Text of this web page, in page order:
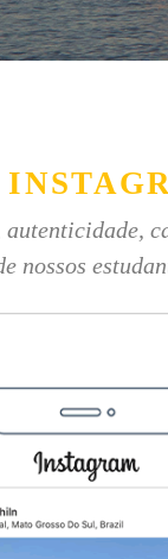
autenticidade,
nossos